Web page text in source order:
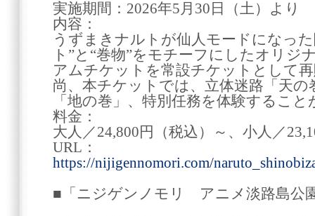
実施期間：2026年5月30日（土）より
内容：
うずまきナルトが仙人モードになっ
ト”と“巻物”をモチーフにしたオリジ
アムチケットを常設チケットとして
尚、本チケットでは、立体迷路「天
「地の巻」、特別任務を体験するこ
料金：
大人／24,800円（税込）～、小人／
URL：
https://nijigennomori.com/
■「ニジゲンノモリ アニメ淡路島公